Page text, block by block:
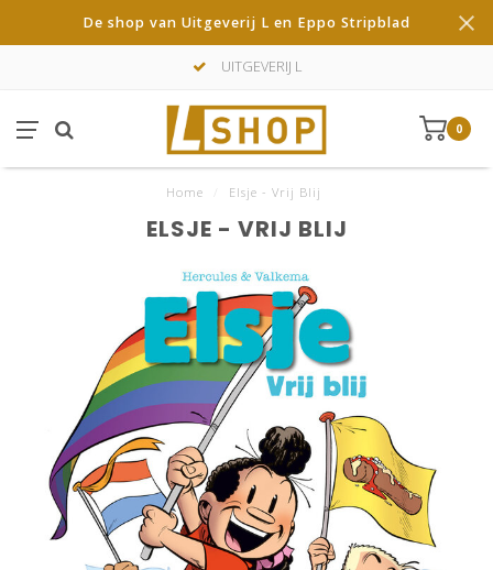
De shop van Uitgeverij L en Eppo Stripblad
UITGEVERIJ L
0
Home Elsje - Vrij Blij
ELSJE - VRIJ BLIJ